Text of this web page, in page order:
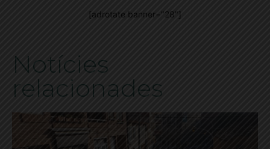
[adrotate banner="28"]
Notícies
relacionades